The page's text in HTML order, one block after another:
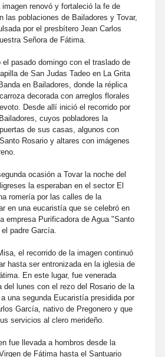
renovó y fortaleció la fe de
las poblaciones de Bailadores y Tovar,
por el presbítero Jean Carlos
Señora de Fátima.
el pasado domingo con el traslado de
de San Judas Tadeo en La Grita
en Bailadores, donde la réplica
decorada con arreglos florales
Desde allí inició el recorrido por
cuyos pobladores la
de sus casas, algunos con
Rosario y altares con imágenes
ocasión a Tovar la noche del
la esperaban en el sector El
romería por las calles de la
en una eucaristía que se celebró en
empresa Purificadora de Agua "Santo
padre García.
el recorrido de la imagen continuó
hasta ser entronizada en la iglesia de
En este lugar, fue venerada
del lunes con el rezo del Rosario de la
una segunda Eucaristía presidida por
García, nativo de Pregonero y que
servicios al clero merideño.
fue llevada a hombros desde la
de Fátima hasta el Santuario